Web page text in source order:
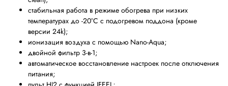
стабильная работа в режиме обогрева при низких
температурах до -20°С с подогревом поддона (кроме
версии 24k);
ионизация воздуха с помощью Nano-Aqua;
двойной фильтр 3-в-1;
автоматическое восстановление настроек после отключения
питания;